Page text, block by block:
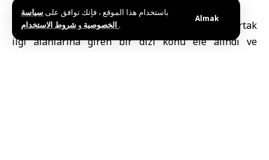
باستخدام هذا الموقع ، فإنك توافق علىسياسة
الخصوصية و .
Almak
güçlendirilmesi yolları ele alındı.
Görüşmede ayrıca, Suriye’deki son gelişmeler ve ortak
ilgi alanlarına giren bir dizi konu ele alındı ve